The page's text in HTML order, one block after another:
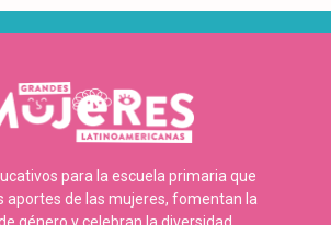
para la escuela primaria que
aportes de las mujeres, fomentan la
género y celebran la diversidad.